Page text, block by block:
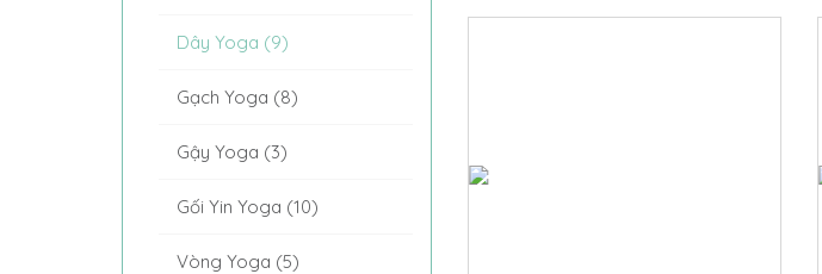
Dây Yoga (9)
Gạch Yoga (8)
Gậy Yoga (3)
Gối Yin Yoga (10)
Vòng Yoga (5)